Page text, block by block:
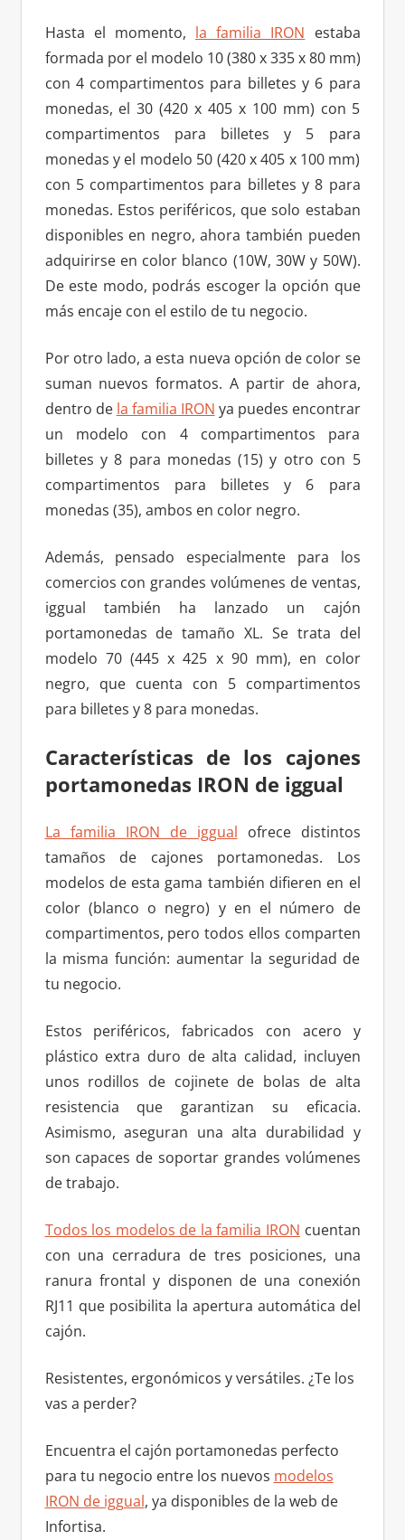
Hasta el momento, la familia IRON estaba
formada por el modelo 10 (380 x 335 x 80 mm)
con 4 compartimentos para billetes y 6 para
monedas, el 30 (420 x 405 x 100 mm) con 5
compartimentos para billetes y 5 para
monedas y el modelo 50 (420 x 405 x 100 mm)
con 5 compartimentos para billetes y 8 para
monedas. Estos periféricos, que solo estaban
disponibles en negro, ahora también pueden
adquirirse en color blanco (10W, 30W y 50W).
De este modo, podrás escoger la opción que
más encaje con el estilo de tu negocio.
Por otro lado, a esta nueva opción de color se
suman nuevos formatos. A partir de ahora,
dentro de la familia IRON ya puedes encontrar
un modelo con 4 compartimentos para
billetes y 8 para monedas (15) y otro con 5
compartimentos para billetes y 6 para
monedas (35), ambos en color negro.
Además, pensado especialmente para los
comercios con grandes volúmenes de ventas,
iggual también ha lanzado un cajón
portamonedas de tamaño XL. Se trata del
modelo 70 (445 x 425 x 90 mm), en color
negro, que cuenta con 5 compartimentos
para billetes y 8 para monedas.
Características de los cajones
portamonedas IRON de iggual
La familia IRON de iggual ofrece distintos
tamaños de cajones portamonedas. Los
modelos de esta gama también difieren en el
color (blanco o negro) y en el número de
compartimentos, pero todos ellos comparten
la misma función: aumentar la seguridad de
tu negocio.
Estos periféricos, fabricados con acero y
plástico extra duro de alta calidad, incluyen
unos rodillos de cojinete de bolas de alta
resistencia que garantizan su eficacia.
Asimismo, aseguran una alta durabilidad y
son capaces de soportar grandes volúmenes
de trabajo.
Todos los modelos de la familia IRON cuentan
con una cerradura de tres posiciones, una
ranura frontal y disponen de una conexión
RJ11 que posibilita la apertura automática del
cajón.
Resistentes, ergonómicos y versátiles. ¿Te los
vas a perder?
Encuentra el cajón portamonedas perfecto
para tu negocio entre los nuevos modelos
IRON de iggual, ya disponibles de la web de
Infortisa.